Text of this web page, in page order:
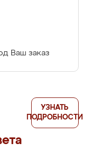
Ваш заказ
УЗНАТЬ
ПОДРОБНОСТИ